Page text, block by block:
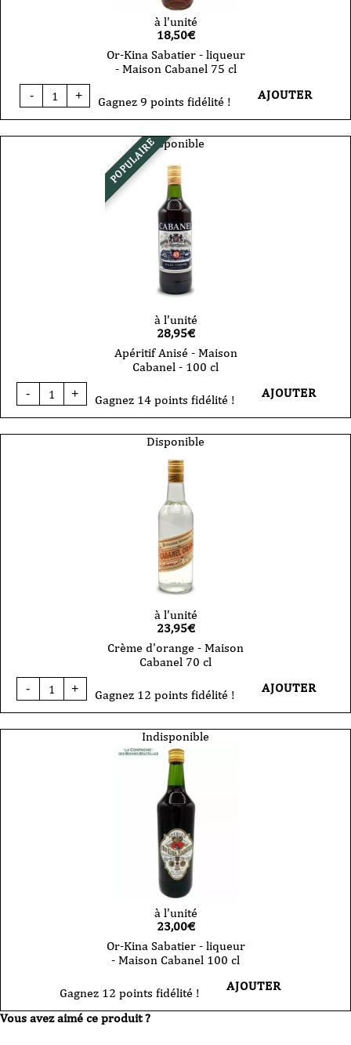
à l'unité
18,50€
Or-Kina Sabatier - liqueur
- Maison Cabanel 75 cl
-
quantité
de
Sabatier
+ Gagnez 9 points fidélité ! AJOUTER
POPULAIREDisponible
à l'unité
28,95€
Apéritif Anisé - Maison
Cabanel - 100 cl
-
quantité
de
-
+ Gagnez 14 points fidélité ! AJOUTER
Disponible
à l'unité
23,95€
Crème d'orange - Maison
Cabanel 70 cl
-
quantité
de
-
+ Gagnez 12 points fidélité ! AJOUTER
Indisponible
à l'unité
23,00€
Or-Kina Sabatier - liqueur
- Maison Cabanel 100 cl
Gagnez 12 points fidélité ! AJOUTER
Vous avez aimé ce produit ?